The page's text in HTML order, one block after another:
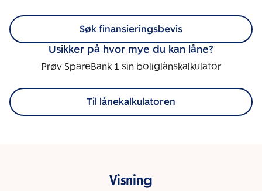
Søk finansieringsbevis
Usikker på hvor mye du kan låne?
Prøv SpareBank 1 sin boliglånskalkulator
Til lånekalkulatoren
Visning